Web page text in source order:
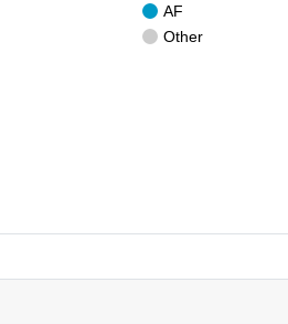
AF
Other